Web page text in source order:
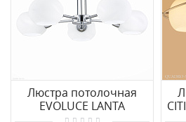
Люстра потолочная
EVOLUCE LANTA